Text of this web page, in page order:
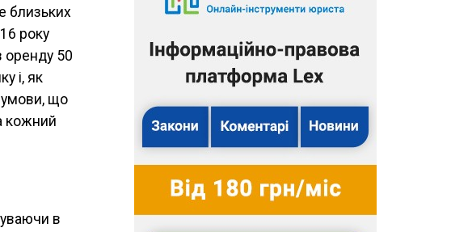
близьких
року
оренду 50
і, як
умови, що
кожний
в